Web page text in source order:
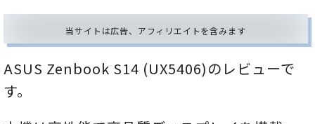
当サイトは広告、アフィリエイトを含みます
ASUS Zenbook S14 (UX5406)のレビューで
す。